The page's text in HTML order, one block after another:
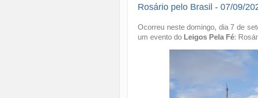
Rosário pelo Brasil - 07/09/
Ocorreu neste domingo, dia 7 de
um evento do Leigos Pela Fé: